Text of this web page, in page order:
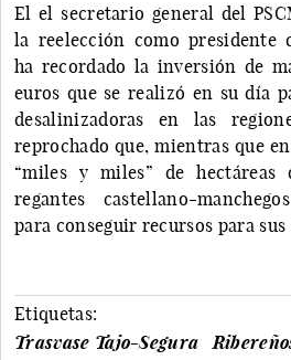
El el secretario general del
la reelección como presidente
ha recordado la inversión de
euros que se realizó en su día
desalinizadoras en las
reprochado que, mientras que
“miles y miles” de
regantes castellano-
para conseguir recursos para
Etiquetas:
Trasvase Tajo-Segura